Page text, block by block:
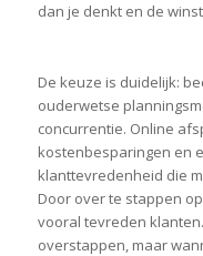
dan je denkt en de
De keuze is duidelijk:
ouderwetse
concurrentie. Online
kostenbesparingen en
klanttevredenheid die
Door over te stappen
vooral tevreden
overstappen, maar